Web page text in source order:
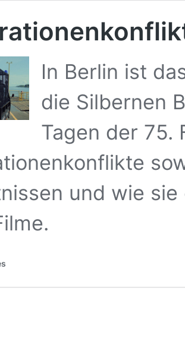
In Berlin ist
die Silbernen
Tagen der 75.
und wie